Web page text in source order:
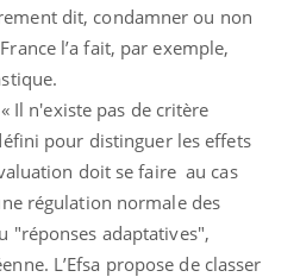
dit, condamner ou non
l’a fait, par exemple,
Il n'existe pas de critère
pour distinguer les effets
doit se faire au cas
régulation normale des
"réponses adaptatives",
L’Efsa propose de classer